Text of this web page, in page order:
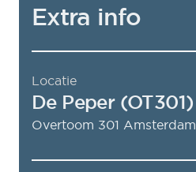
Extra info
Locatie
De Peper (OT301)
Overtoom 301 Amsterdam